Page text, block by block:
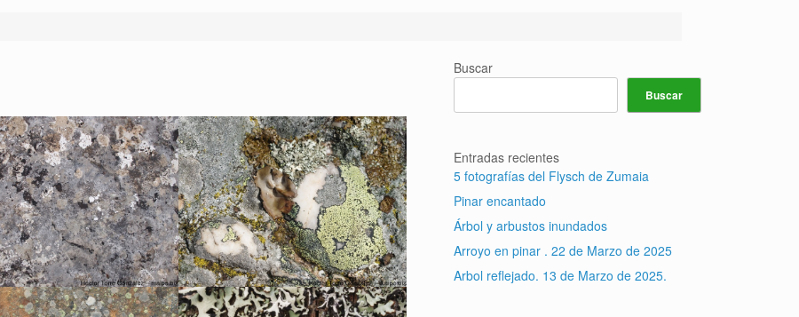
Buscar
Buscar
Entradas recientes
5 fotografías del Flysch de Zumaia
Pinar encantado
Árbol y arbustos inundados
Arroyo en pinar . 22 de Marzo de 2025
Arbol reflejado. 13 de Marzo de 2025.